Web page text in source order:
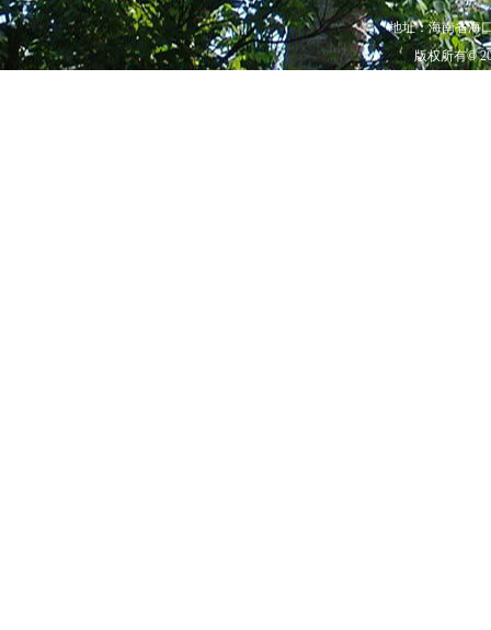
地址：海南省海
版权所有©